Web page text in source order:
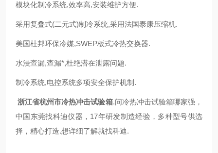
模块化制冷系统,效率高,安装维护方便.
采用复叠式(二元式)制冷系统,采用法国泰康压缩机.
美国杜邦环保冷媒,SWEP板式冷热交换器.
水浸查漏,查漏*,杜绝潜在泄露问题.
制冷系统,电控系统多项安全保护机制.
浙江省杭州市冷热冲击试验箱.问冷热冲击试验箱哪家强，
中国东莞找科迪仪器，17年研发制造经验，多种型号供选
择，精心打造.想详细了解就找科迪.